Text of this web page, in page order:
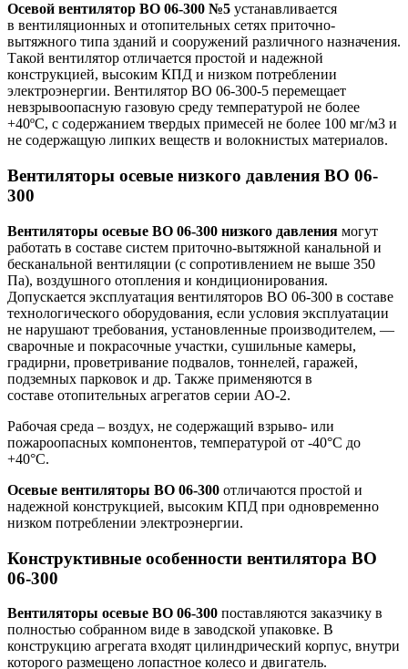
Осевой вентилятор ВО 06-300 №5 устанавливается
в вентиляционных и отопительных сетях приточно-
вытяжного типа зданий и сооружений различного назначения.
Такой вентилятор отличается простой и надежной
конструкцией, высоким КПД и низком потреблении
электроэнергии. Вентилятор ВО 06-300-5 перемещает
невзрывоопасную газовую среду температурой не более
+40ºС, с содержанием твердых примесей не более 100 мг/м3 и
не содержащую липких веществ и волокнистых материалов.
Вентиляторы осевые низкого давления ВО 06-
300
Вентиляторы осевые ВО 06-300 низкого давления могут
работать в составе систем приточно-вытяжной канальной и
бесканальной вентиляции (с сопротивлением не выше 350
Па), воздушного отопления и кондиционирования.
Допускается эксплуатация вентиляторов ВО 06-300 в составе
технологического оборудования, если условия эксплуатации
не нарушают требования, установленные производителем, —
сварочные и покрасочные участки, сушильные камеры,
градирни, проветривание подвалов, тоннелей, гаражей,
подземных парковок и др. Также применяются в
составе отопительных агрегатов серии АО-2.
Рабочая среда – воздух, не содержащий взрыво- или
пожароопасных компонентов, температурой от -40°С до
+40°С.
Осевые вентиляторы ВО 06-300 отличаются простой и
надежной конструкцией, высоким КПД при одновременно
низком потреблении электроэнергии.
Конструктивные особенности вентилятора ВО
06-300
Вентиляторы осевые ВО 06-300 поставляются заказчику в
полностью собранном виде в заводской упаковке. В
конструкцию агрегата входят цилиндрический корпус, внутри
которого размещено лопастное колесо и двигатель.